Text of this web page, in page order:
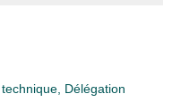
Délégation